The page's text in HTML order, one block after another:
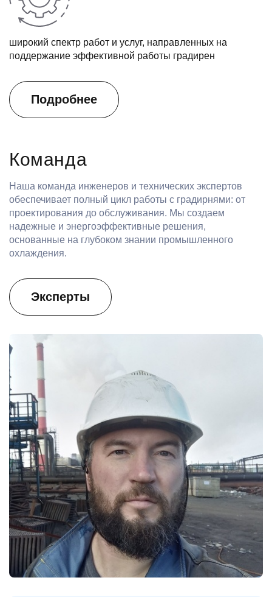
широкий спектр работ и услуг, направленных на
поддержание эффективной работы градирен
Подробнее
Команда
Наша команда инженеров и технических экспертов
обеспечивает полный цикл работы с градирнями: от
проектирования до обслуживания. Мы создаем
надежные и энергоэффективные решения,
основанные на глубоком знании промышленного
охлаждения.
Эксперты